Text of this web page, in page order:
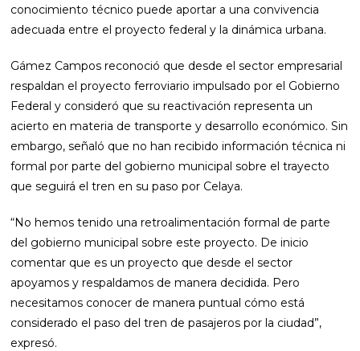
conocimiento técnico puede aportar a una convivencia
adecuada entre el proyecto federal y la dinámica urbana.
Gámez Campos reconoció que desde el sector empresarial
respaldan el proyecto ferroviario impulsado por el Gobierno
Federal y consideró que su reactivación representa un
acierto en materia de transporte y desarrollo económico. Sin
embargo, señaló que no han recibido información técnica ni
formal por parte del gobierno municipal sobre el trayecto
que seguirá el tren en su paso por Celaya.
“No hemos tenido una retroalimentación formal de parte
del gobierno municipal sobre este proyecto. De inicio
comentar que es un proyecto que desde el sector
apoyamos y respaldamos de manera decidida. Pero
necesitamos conocer de manera puntual cómo está
considerado el paso del tren de pasajeros por la ciudad”,
expresó.